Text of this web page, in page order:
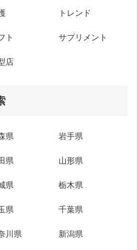
トレンド
ト サプリメント
店
県 岩手県
県 山形県
県 栃木県
県 千葉県
川県 新潟県